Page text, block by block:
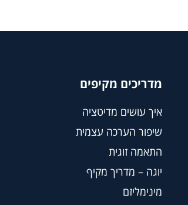
מדריכים מקיפים
איך עושים מדיטציה
שיפור הערכה עצמית
התאמה זוגית
יוגה – מדריך מקיף
מינימליזם